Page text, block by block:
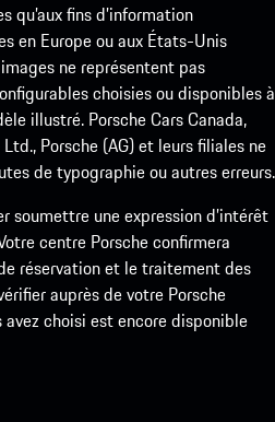
qu’aux fins d’information
en Europe ou aux États-Unis
ne représentent pas
choisies ou disponibles à
illustré. Porsche Cars Canada,
Porsche (AG) et leurs filiales ne
de typographie ou autres erreurs.
soumettre une expression d’intérêt
centre Porsche confirmera
réservation et le traitement des
auprès de votre Porsche
choisi est encore disponible